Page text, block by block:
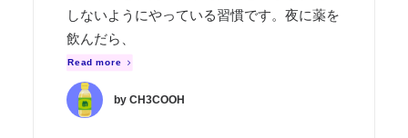
しないようにやっている習慣です。夜に薬を
飲んだら、
Read more
by CH3COOH